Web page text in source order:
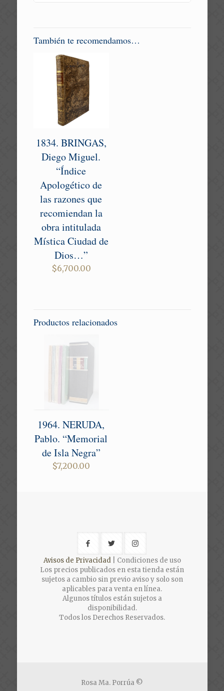
También te recomendamos…
1834. BRINGAS,
Diego Miguel.
“Índice
Apologético de
las razones que
recomiendan la
obra intitulada
Mística Ciudad de
Dios…”
$6,700.00
Productos relacionados
1964. NERUDA,
Pablo. “Memorial
de Isla Negra”
$7,200.00
Avisos de Privacidad| Condiciones de uso
Los precios publicados en esta tienda están
sujetos a cambio sin previo aviso y solo son
aplicables para venta en línea.
Algunos títulos están sujetos a
disponibilidad.
Todos los Derechos Reservados.
Rosa Ma. Porrúa ©